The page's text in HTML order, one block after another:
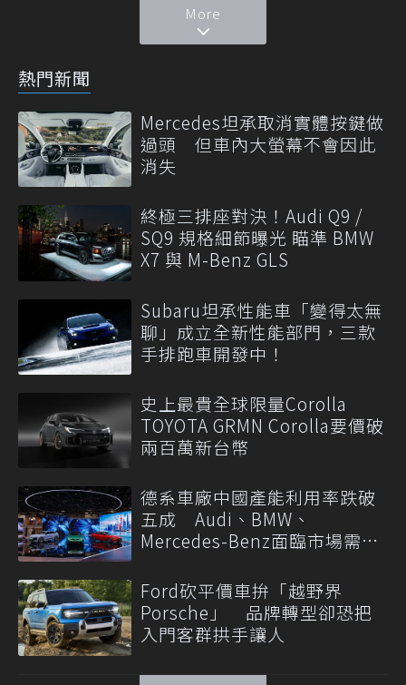
More
熱門新聞
Mercedes坦承取消實體按鍵做
過頭 但車內大螢幕不會因此
消失
終極三排座對決！Audi Q9 /
SQ9 規格細節曝光 瞄準 BMW
X7 與 M-Benz GLS
Subaru坦承性能車「變得太無
聊」成立全新性能部門，三款
手排跑車開發中！
史上最貴全球限量Corolla
TOYOTA GRMN Corolla要價破
兩百萬新台幣
德系車廠中國產能利用率跌破
五成 Audi、BMW、
Mercedes-Benz面臨市場需求
Ford砍平價車拚「越野界
Porsche」 品牌轉型卻恐把
入門客群拱手讓人